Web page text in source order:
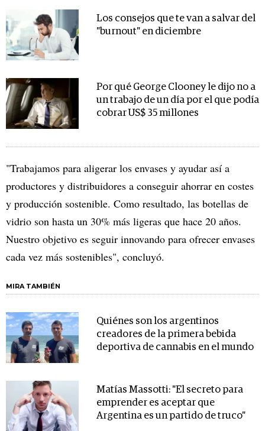
Los consejos que te van a salvar del
"burnout" en diciembre
Por qué George Clooney le dijo no a
un trabajo de un día por el que podía
cobrar US$ 35 millones
"Trabajamos para aligerar los envases y ayudar así a
productores y distribuidores a conseguir ahorrar en costes
y producción sostenible. Como resultado, las botellas de
vidrio son hasta un 30% más ligeras que hace 20 años.
Nuestro objetivo es seguir innovando para ofrecer envases
cada vez más sostenibles", concluyó.
MIRA TAMBIÉN
Quiénes son los argentinos
creadores de la primera bebida
deportiva de cannabis en el mundo
Matías Massotti: "El secreto para
emprender es aceptar que
Argentina es un partido de truco"